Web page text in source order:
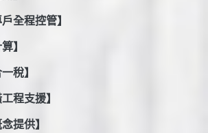
全程控管】
】
稅】
程支援】
提供】